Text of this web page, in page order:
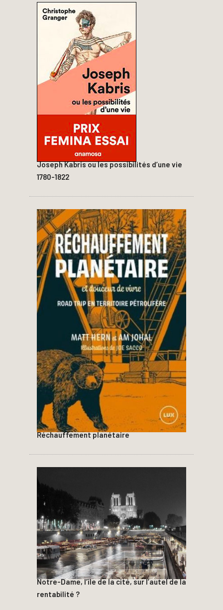
Joseph Kabris ou les possibilités d’une vie
1780-1822
Réchauffement planétaire
Notre-Dame, l’île de la cité, sur l’autel de la
rentabilité ?